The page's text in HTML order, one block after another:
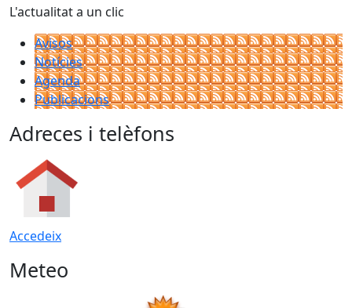
L'actualitat a un clic
Avisos
Notícies
Agenda
Publicacions
Adreces i telèfons
Accedeix
Meteo